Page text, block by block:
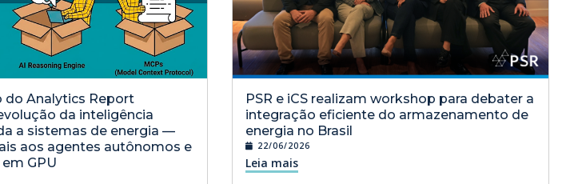
do Analytics Report
da inteligência
a sistemas de energia —
aos agentes autônomos e
GPU
PSR e iCS realizam workshop para debater a
integração eficiente do armazenamento de
energia no Brasil
22/06/2026
Leia mais